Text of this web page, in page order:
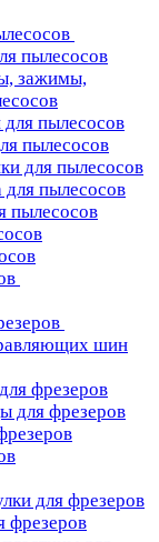
пылесосов
зажимы,
пылесосов
пылесосов
для пылесосов
для пылесосов
пылесосов
шин
фрезеров
для фрезеров
для фрезеров
фрезеров